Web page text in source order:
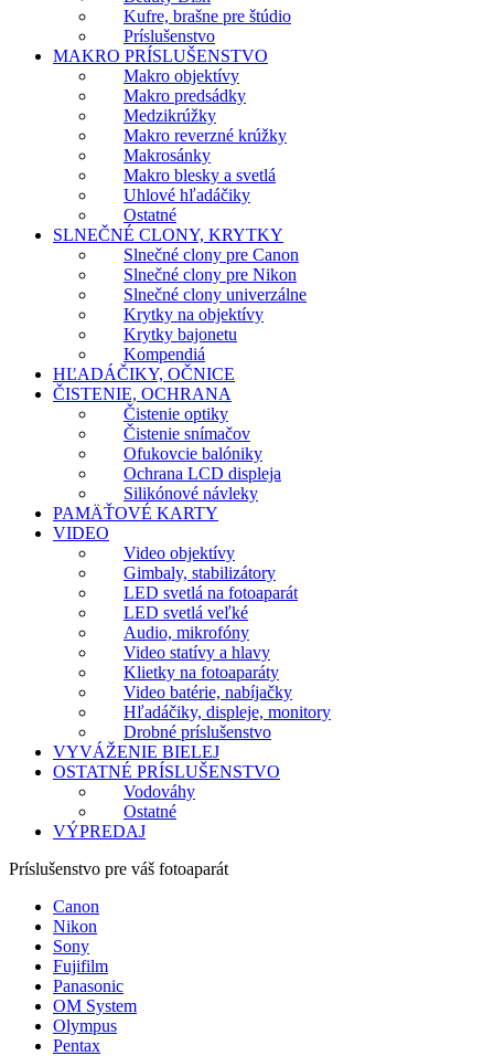
Kufre, brašne pre štúdio
Príslušenstvo
MAKRO PRÍSLUŠENSTVO
Makro objektívy
Makro predsádky
Medzikrúžky
Makro reverzné krúžky
Makrosánky
Makro blesky a svetlá
Uhlové hľadáčiky
Ostatné
SLNEČNÉ CLONY, KRYTKY
Slnečné clony pre Canon
Slnečné clony pre Nikon
Slnečné clony univerzálne
Krytky na objektívy
Krytky bajonetu
Kompendiá
HĽADÁČIKY, OČNICE
ČISTENIE, OCHRANA
Čistenie optiky
Čistenie snímačov
Ofukovcie balóniky
Ochrana LCD displeja
Silikónové návleky
PAMÄŤOVÉ KARTY
VIDEO
Video objektívy
Gimbaly, stabilizátory
LED svetlá na fotoaparát
LED svetlá veľké
Audio, mikrofóny
Video statívy a hlavy
Klietky na fotoaparáty
Video batérie, nabíjačky
Hľadáčiky, displeje, monitory
Drobné príslušenstvo
VYVÁŽENIE BIELEJ
OSTATNÉ PRÍSLUŠENSTVO
Vodováhy
Ostatné
VÝPREDAJ
Príslušenstvo pre váš fotoaparát
Canon
Nikon
Sony
Fujifilm
Panasonic
OM System
Olympus
Pentax